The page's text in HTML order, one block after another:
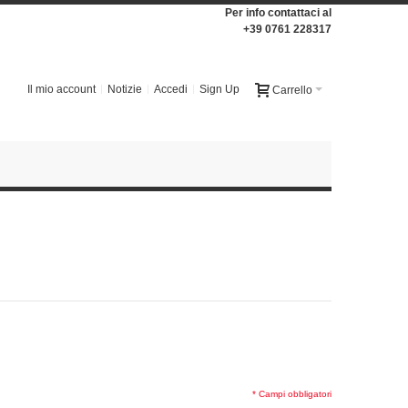
Per info contattaci al
+39 0761 228317
Carrello
Il mio account Notizie Accedi Sign Up
* Campi obbligatori